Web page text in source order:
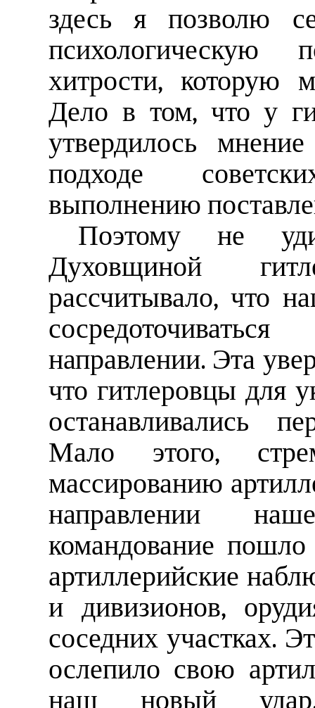
здесь я позволю
психологическую
хитрости, которую
Дело в том, что у
утвердилось
подходе
выполнению
Поэтому не
Духовщиной
рассчитывало, что
направлении. Эта
что гитлеровцы для
останавливались
Мало этого,
массированию
направлении
командование
артиллерийские
и дивизионов,
соседних участках.
ослепило свою
наш новый удар.